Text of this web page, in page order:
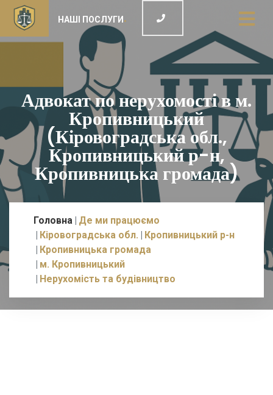
НАШІ ПОСЛУГИ
Адвокат по нерухомості в м.
Кропивницький
(Кіровоградська обл.,
Кропивницький р-н,
Кропивницька громада)
Головна Де ми працюємо
Кіровоградська обл.
Кропивницький р-н
Кропивницька громада
м. Кропивницький
Нерухомість та будівництво